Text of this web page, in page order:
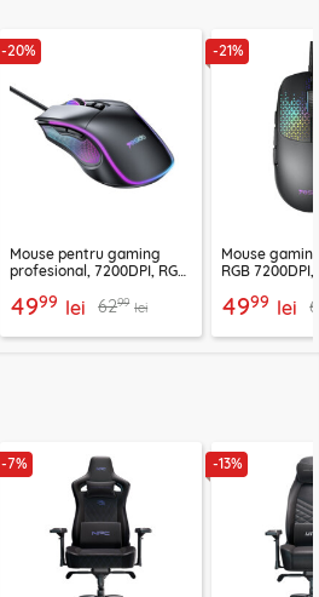
-20%
Mouse pentru gaming
profesional, 7200DPI, RGB
4999 lei 6299 lei
-21%
Mouse
RGB
4999 lei
-7% -13%